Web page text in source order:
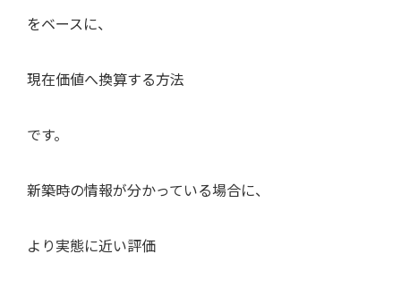
をベースに、
現在価値へ換算する方法
です。
新築時の情報が分かっている場合に、
より実態に近い評価